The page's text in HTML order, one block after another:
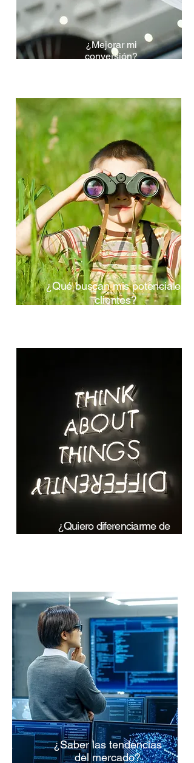
¿Mejorar mi
conversión?
​¿Qué buscan mis potenciales
clientes?
¿Quiero diferenciarme de
¿Saber las tendencias
del mercado?